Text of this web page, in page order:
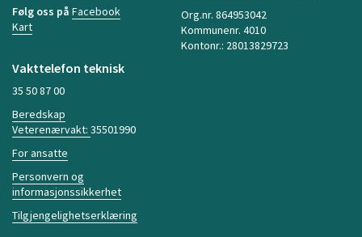
Følg oss på Facebook
Kart
Org.nr. 864953042
Kommunenr. 4010
Kontonr.: 28013829723
Vakttelefon teknisk
35 50 87 00
Beredskap
Veterenærvakt: 35501990
For ansatte
Personvern og
informasjonssikkerhet
Tilgjengelighetserklæring